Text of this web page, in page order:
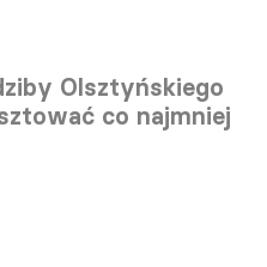
Olsztyńskiego
co najmniej